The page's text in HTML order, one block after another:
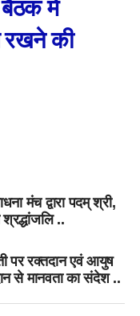
में
रखने की
मंच द्वारा पदम् श्री,
..
पर रक्तदान एवं आयुष
से मानवता का संदेश ..